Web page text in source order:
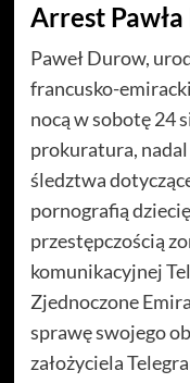
Arrest
Paweł Durow,
francusko-
nocą w sobotę 24
prokuratura,
śledztwa
pornografią
przestępczością
komunikacyjnej
Zjednoczone
sprawę swojego
założyciela